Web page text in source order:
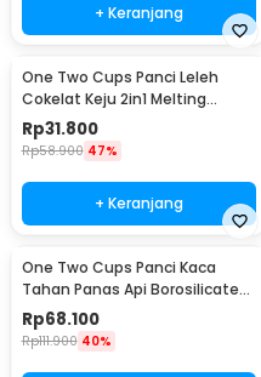
+ Keranjang
One Two Cups Panci Leleh
Cokelat Keju 2in1 Melting
Chocolate Pot 400ml - JS33
Rp31.800
Rp58.900 47%
+ Keranjang
One Two Cups Panci Kaca
Tahan Panas Api Borosilicate
Glass Cooking Pot 600ml - W-
70
Rp68.100
Rp111.900 40%